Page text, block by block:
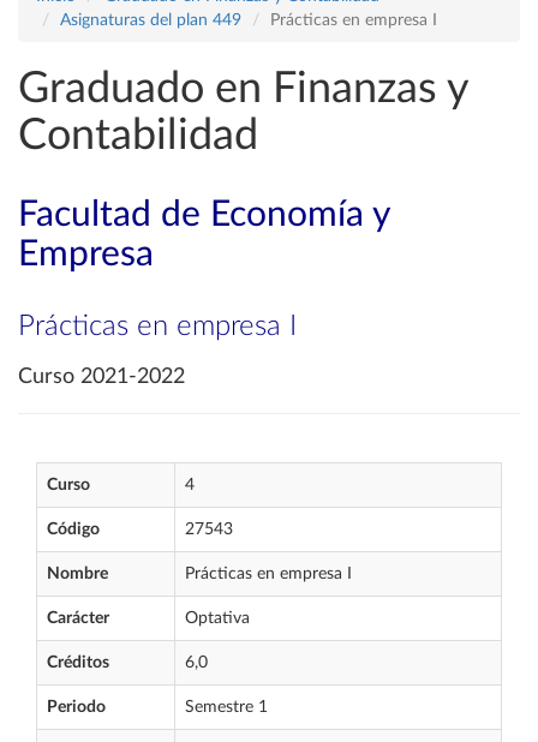
Asignaturas del plan 449
Prácticas en empresa I
Graduado en Finanzas y
Contabilidad
Facultad de Economía y
Empresa
Prácticas en empresa I
Curso 2021-2022
Curso 4
Código 27543
Nombre Prácticas en empresa I
Carácter Optativa
Créditos 6,0
Periodo Semestre 1